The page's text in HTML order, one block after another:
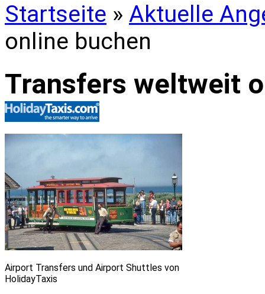
Startseite » Aktuelle
online buchen
Transfers weltweit
Airport Transfers und Airport Shuttles von
HolidayTaxis